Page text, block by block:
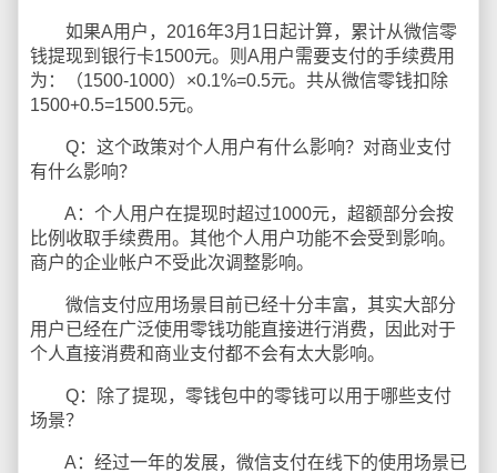
如果A用户，2016年3月1日起计算，累计从微信零
钱提现到银行卡1500元。则A用户需要支付的手续费用
为：（1500-1000）×0.1%=0.5元。共从微信零钱扣除
1500+0.5=1500.5元。
Q：这个政策对个人用户有什么影响？对商业支付
有什么影响？
A：个人用户在提现时超过1000元，超额部分会按
比例收取手续费用。其他个人用户功能不会受到影响。
商户的企业帐户不受此次调整影响。
微信支付应用场景目前已经十分丰富，其实大部分
用户已经在广泛使用零钱功能直接进行消费，因此对于
个人直接消费和商业支付都不会有太大影响。
Q：除了提现，零钱包中的零钱可以用于哪些支付
场景？
A：经过一年的发展，微信支付在线下的使用场景已